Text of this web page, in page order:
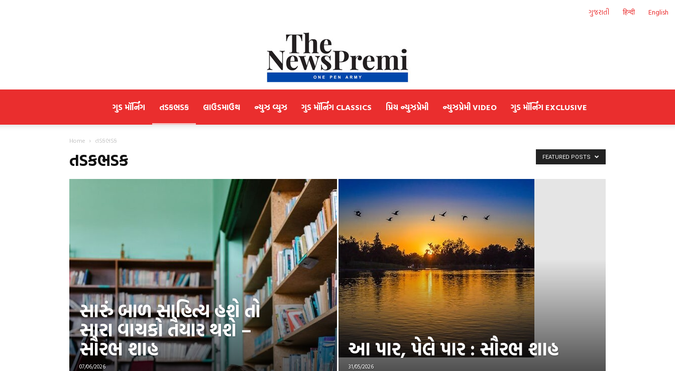
ગુજરાતી हिन्दी English
Gujarati
ગુડ મૉર્નિંગ તડકભડક લાઉડમાઉથ ન્યુઝ વ્યુઝ ગુડ મૉર્નિંગ CLASSICS પ્રિય ન્યુઝપ્રેમી ન્યુઝપ્રેમી VIDEO ગુડ મૉર્નિંગ EXCLUSIVE
Home તડકભડક
તડકભડક FEATURED POSTS
સારું બાળ સાહિત્ય હશે તો
સારા વાચકો તૈયાર થશે –
સૌરભ શાહ
07/06/2026
આ પાર, પેલે પાર : સૌરભ શાહ
31/05/2026